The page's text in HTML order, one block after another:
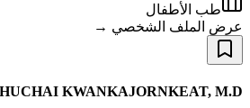
طب الأطفال
عرض الملف الشخصي →
KWANKAJORNKEAT, M.D.